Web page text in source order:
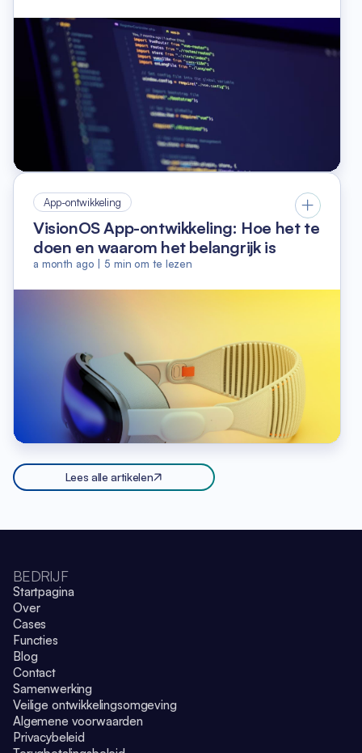
App-ontwikkeling
VisionOS App-ontwikkeling: Hoe het te
doen en waarom het belangrijk is
a month ago 5 min om te lezen
Lees alle artikelen
BEDRIJF
Startpagina
Over
Cases
Functies
Blog
Contact
Samenwerking
Veilige ontwikkelingsomgeving
Algemene voorwaarden
Privacybeleid